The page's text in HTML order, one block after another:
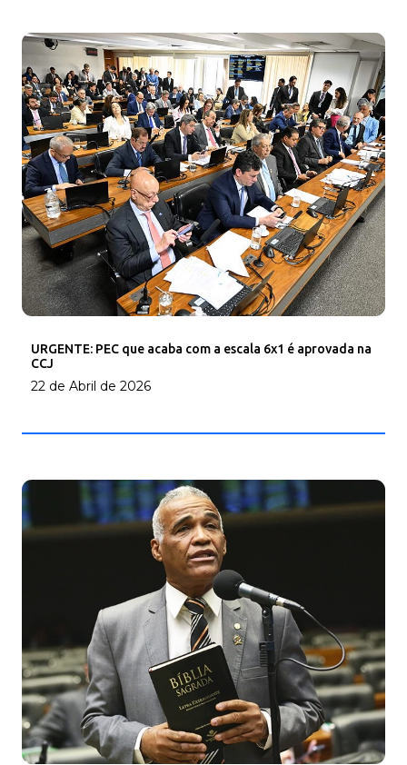
URGENTE: PEC que acaba com a escala 6x1 é aprovada na
CCJ
22 de Abril de 2026